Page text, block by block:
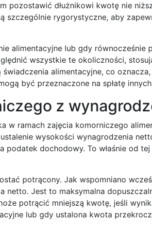
pozostawić dłużnikowi kwotę nie
szczególnie rygorystyczne, aby
alimentacyjne lub gdy równocześnie
wszystkie te okoliczności,
alimentacyjne, co
być przeznaczone na spłatę
z
w ramach zajęcia komorniczego
wysokości wynagrodzenia
podatek dochodowy. To właśnie od
potrącony. Jak wspomniano
Jest to maksymalna
potrącić mniejszą kwotę, jeśli
lub gdy ustalona kwota